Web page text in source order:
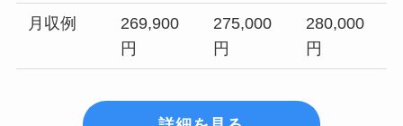
月収例
269,900
円
275,000
円
280,000
円